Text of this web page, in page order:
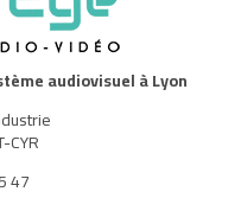
audiovisuel à Lyon
CYR
47